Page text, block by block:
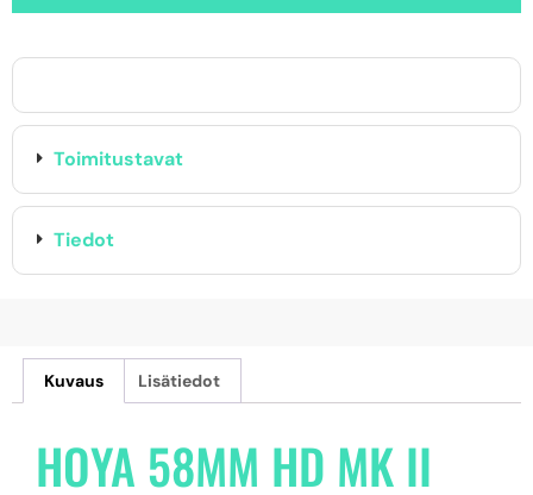
Toimitustavat
Tiedot
Kuvaus Lisätiedot
HOYA 58MM HD MK II